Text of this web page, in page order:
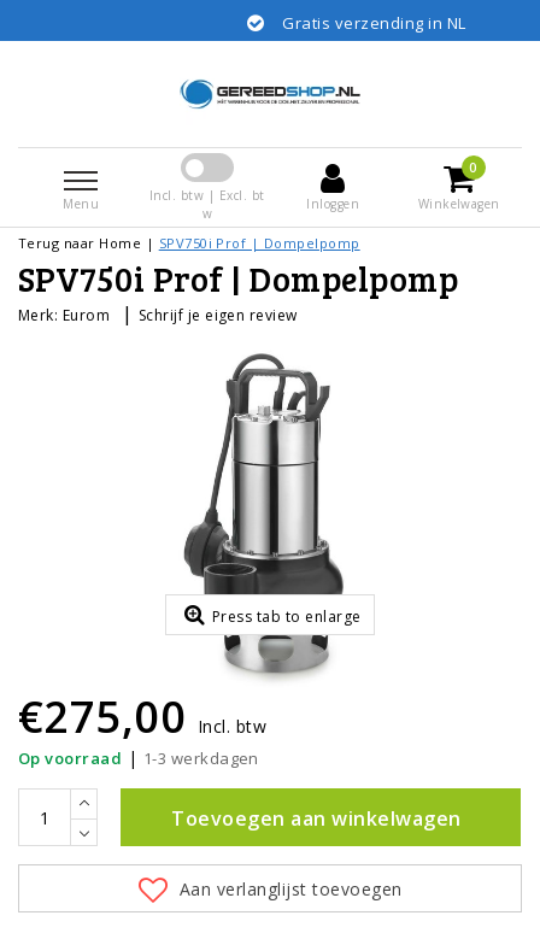
Gratis verzending in NL
Menu
Incl. btw | Excl. bt
w
Inloggen
0
Winkelwagen
Terug naar Home | SPV750i Prof | Dompelpomp
SPV750i Prof | Dompelpomp
Merk: Eurom | Schrijf je eigen review
Press tab to enlarge
€275,00 Incl. btw
Op voorraad | 1-3 werkdagen
Toevoegen aan winkelwagen
Aan verlanglijst toevoegen